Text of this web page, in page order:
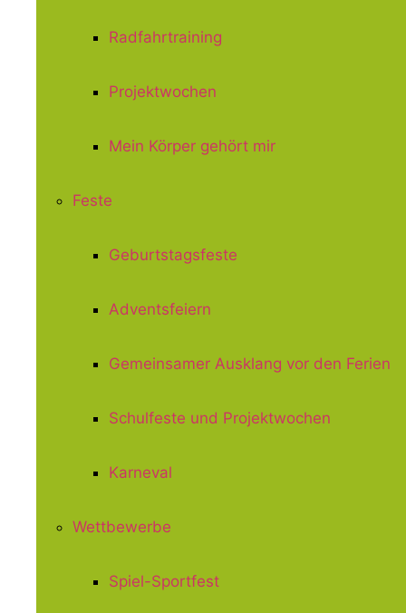
Radfahrtraining
Projektwochen
Mein Körper gehört mir
Feste
Geburtstagsfeste
Adventsfeiern
Gemeinsamer Ausklang vor den Ferien
Schulfeste und Projektwochen
Karneval
Wettbewerbe
Spiel-Sportfest